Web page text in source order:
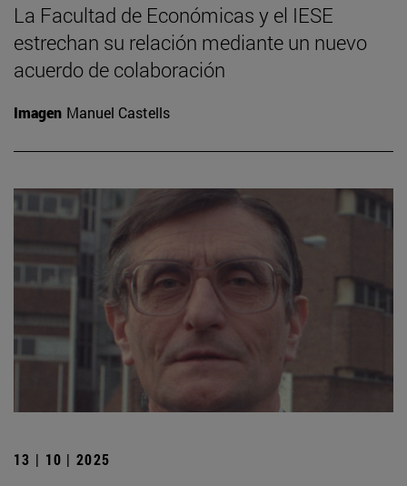
La Facultad de Económicas y el IESE
estrechan su relación mediante un nuevo
acuerdo de colaboración
Imagen Manuel Castells
13 | 10 | 2025